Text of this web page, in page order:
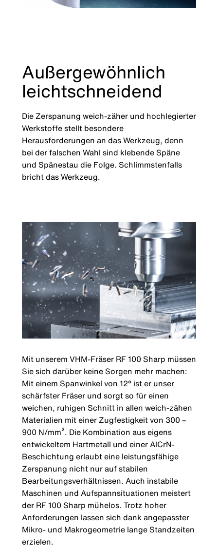
Außergewöhnlich
leichtschneidend
Die Zerspanung weich-zäher und hochlegierter
Werkstoffe stellt besondere
Herausforderungen an das Werkzeug, denn
bei der falschen Wahl sind klebende Späne
und Spänestau die Folge. Schlimmstenfalls
bricht das Werkzeug.
Mit unserem VHM-Fräser RF 100 Sharp müssen
Sie sich darüber keine Sorgen mehr machen:
Mit einem Spanwinkel von 12° ist er unser
schärfster Fräser und sorgt so für einen
weichen, ruhigen Schnitt in allen weich-zähen
Materialien mit einer Zugfestigkeit von 300 –
900 N/mm². Die Kombination aus eigens
entwickeltem Hartmetall und einer AlCrN-
Beschichtung erlaubt eine leistungsfähige
Zerspanung nicht nur auf stabilen
Bearbeitungsverhältnissen. Auch instabile
Maschinen und Aufspannsituationen meistert
der RF 100 Sharp mühelos. Trotz hoher
Anforderungen lassen sich dank angepasster
Mikro- und Makrogeometrie lange Standzeiten
erzielen.